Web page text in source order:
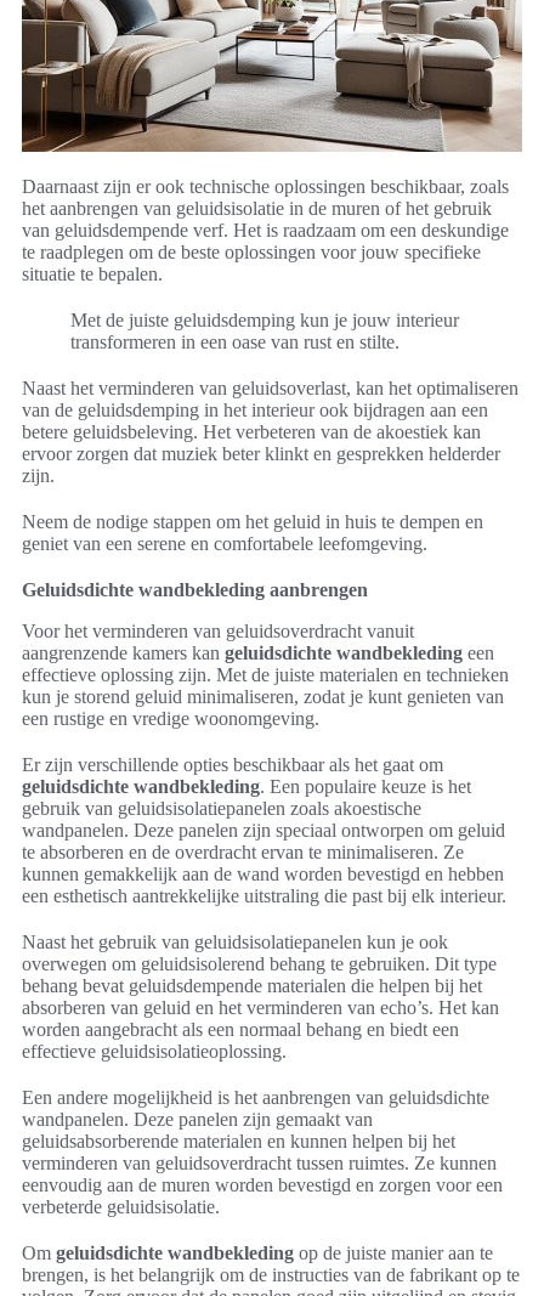
Daarnaast zijn er ook technische oplossingen beschikbaar, zoals
het aanbrengen van geluidsisolatie in de muren of het gebruik
van geluidsdempende verf. Het is raadzaam om een deskundige
te raadplegen om de beste oplossingen voor jouw specifieke
situatie te bepalen.
Met de juiste geluidsdemping kun je jouw interieur
transformeren in een oase van rust en stilte.
Naast het verminderen van geluidsoverlast, kan het optimaliseren
van de geluidsdemping in het interieur ook bijdragen aan een
betere geluidsbeleving. Het verbeteren van de akoestiek kan
ervoor zorgen dat muziek beter klinkt en gesprekken helderder
zijn.
Neem de nodige stappen om het geluid in huis te dempen en
geniet van een serene en comfortabele leefomgeving.
Geluidsdichte wandbekleding aanbrengen
Voor het verminderen van geluidsoverdracht vanuit
aangrenzende kamers kan geluidsdichte wandbekleding een
effectieve oplossing zijn. Met de juiste materialen en technieken
kun je storend geluid minimaliseren, zodat je kunt genieten van
een rustige en vredige woonomgeving.
Er zijn verschillende opties beschikbaar als het gaat om
geluidsdichte wandbekleding. Een populaire keuze is het
gebruik van geluidsisolatiepanelen zoals akoestische
wandpanelen. Deze panelen zijn speciaal ontworpen om geluid
te absorberen en de overdracht ervan te minimaliseren. Ze
kunnen gemakkelijk aan de wand worden bevestigd en hebben
een esthetisch aantrekkelijke uitstraling die past bij elk interieur.
Naast het gebruik van geluidsisolatiepanelen kun je ook
overwegen om geluidsisolerend behang te gebruiken. Dit type
behang bevat geluidsdempende materialen die helpen bij het
absorberen van geluid en het verminderen van echo’s. Het kan
worden aangebracht als een normaal behang en biedt een
effectieve geluidsisolatieoplossing.
Een andere mogelijkheid is het aanbrengen van geluidsdichte
wandpanelen. Deze panelen zijn gemaakt van
geluidsabsorberende materialen en kunnen helpen bij het
verminderen van geluidsoverdracht tussen ruimtes. Ze kunnen
eenvoudig aan de muren worden bevestigd en zorgen voor een
verbeterde geluidsisolatie.
Om geluidsdichte wandbekleding op de juiste manier aan te
brengen, is het belangrijk om de instructies van de fabrikant op te